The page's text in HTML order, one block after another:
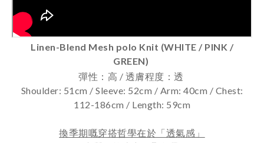
Linen-Blend Mesh polo Knit (WHITE / PINK /
GREEN)
彈性：高 / 透膚程度：透
Shoulder: 51cm / Sleeve: 52cm / Arm: 40cm / Chest:
112-186cm / Length: 59cm
換季期嘅穿搭哲學在於「透氣感」